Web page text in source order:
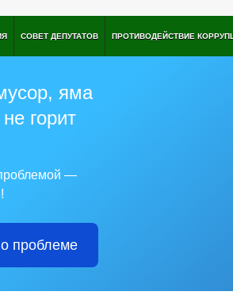
СОВЕТ ДЕПУТАТОВ ПРОТИВОДЕЙСТВИЕ
яма
горит
—
проблеме